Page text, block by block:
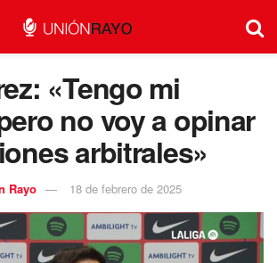
«Tengo mi
no voy a opinar
arbitrales»
Rayo 18 de febrero de 2025